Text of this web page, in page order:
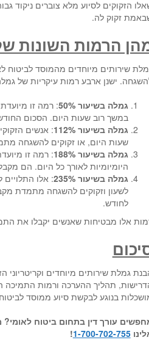
הזקוקים לסיוע מלא צוברים ניקוד
זקוק לה.
הרמות השונות
שירותים מיוחדים מהמוסד
ישנן ארבע רמות עיקריות של
גמלה בשיעור 50%
: רמה זו
במשך רוב שעות היום. הסכום החודשי
גמלה בשיעור 112%
: אנשים
שעות היום, או זקוקים להשגחה מתמדת,
גמלה בשיעור 188%
: רמה זו
היומיומיות לאורך כל היום. הם מקבלים 6,542 ש"ח
גמלה בשיעור 235%
: אלו התלויים
לחודש.
אלו מבטיחות שאנשים יקבלו את
גמלת שירותים מיוחדים
תהליך ההערכה ורמות התמיכה
בנוגע לבקשת סיוע ממוסד
עורך דין בתחום ביטוח לאומי?
1-700-702-755
!